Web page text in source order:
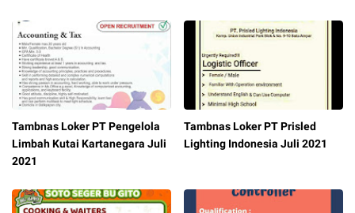
Tambnas Loker PT Pengelola
Limbah Kutai Kartanegara Juli
2021
Tambnas Loker PT Prisled
Lighting Indonesia Juli 2021